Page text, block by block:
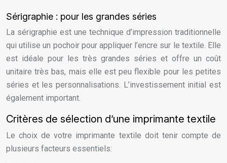
Sérigraphie : pour les grandes séries
La sérigraphie est une technique d’impression traditionnelle
qui utilise un pochoir pour appliquer l’encre sur le textile. Elle
est idéale pour les très grandes séries et offre un coût
unitaire très bas, mais elle est peu flexible pour les petites
séries et les personnalisations. L’investissement initial est
également important.
Critères de sélection d’une imprimante textile
Le choix de votre imprimante textile doit tenir compte de
plusieurs facteurs essentiels: